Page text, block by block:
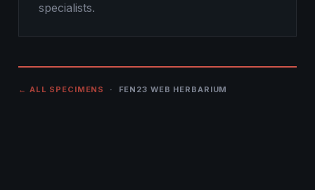
specialists.
← ALL SPECIMENS · FEN23 WEB HERBARIUM